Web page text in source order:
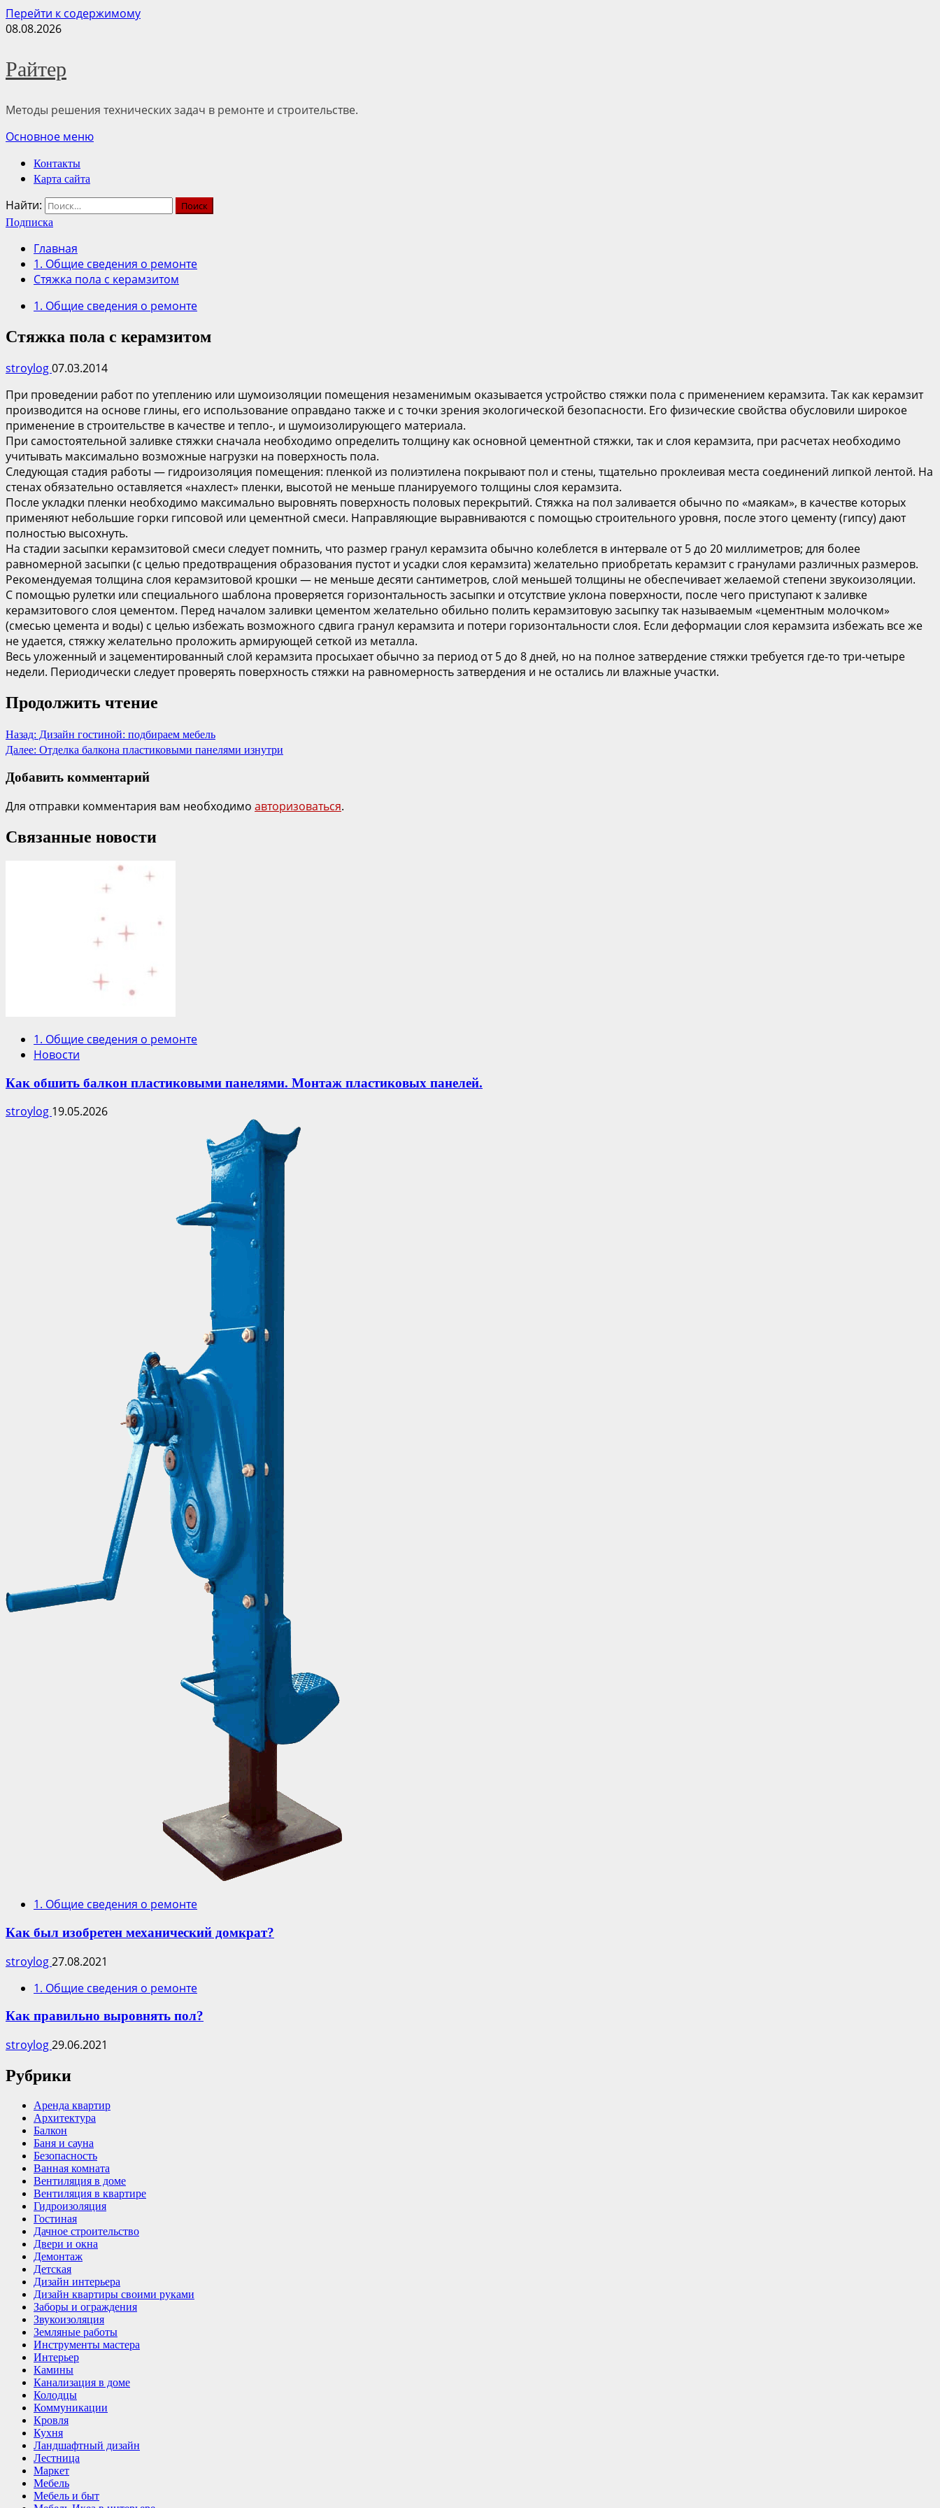
Перейти к содержимому
08.08.2026
Райтер
Методы решения технических задач в ремонте и строительстве.
Основное меню
Контакты
Карта сайта
Найти:
Подписка
Главная
1. Общие сведения о ремонте
Стяжка пола с керамзитом
1. Общие сведения о ремонте
Стяжка пола с керамзитом
stroylog07.03.2014
При проведении работ по утеплению или шумоизоляции помещения незаменимым оказывается устройство стяжки пола с применением керамзита. Так как керамзит
производится на основе глины, его использование оправдано также и с точки зрения экологической безопасности. Его физические свойства обусловили широкое
применение в строительстве в качестве и тепло-, и шумоизолирующего материала.
При самостоятельной заливке стяжки сначала необходимо определить толщину как основной цементной стяжки, так и слоя керамзита, при расчетах необходимо
учитывать максимально возможные нагрузки на поверхность пола.
Следующая стадия работы — гидроизоляция помещения: пленкой из полиэтилена покрывают пол и стены, тщательно проклеивая места соединений липкой лентой. На
стенах обязательно оставляется «нахлест» пленки, высотой не меньше планируемого толщины слоя керамзита.
После укладки пленки необходимо максимально выровнять поверхность половых перекрытий. Стяжка на пол заливается обычно по «маякам», в качестве которых
применяют небольшие горки гипсовой или цементной смеси. Направляющие выравниваются с помощью строительного уровня, после этого цементу (гипсу) дают
полностью высохнуть.
На стадии засыпки керамзитовой смеси следует помнить, что размер гранул керамзита обычно колеблется в интервале от 5 до 20 миллиметров; для более
равномерной засыпки (с целью предотвращения образования пустот и усадки слоя керамзита) желательно приобретать керамзит с гранулами различных размеров.
Рекомендуемая толщина слоя керамзитовой крошки — не меньше десяти сантиметров, слой меньшей толщины не обеспечивает желаемой степени звукоизоляции.
С помощью рулетки или специального шаблона проверяется горизонтальность засыпки и отсутствие уклона поверхности, после чего приступают к заливке
керамзитового слоя цементом. Перед началом заливки цементом желательно обильно полить керамзитовую засыпку так называемым «цементным молочком»
(смесью цемента и воды) с целью избежать возможного сдвига гранул керамзита и потери горизонтальности слоя. Если деформации слоя керамзита избежать все же
не удается, стяжку желательно проложить армирующей сеткой из металла.
Весь уложенный и зацементированный слой керамзита просыхает обычно за период от 5 до 8 дней, но на полное затвердение стяжки требуется где-то три-четыре
недели. Периодически следует проверять поверхность стяжки на равномерность затвердения и не остались ли влажные участки.
Продолжить чтение
Назад: Дизайн гостиной: подбираем мебель
Далее: Отделка балкона пластиковыми панелями изнутри
Добавить комментарий
Для отправки комментария вам необходимо авторизоваться.
Связанные новости
1. Общие сведения о ремонте
Новости
Как обшить балкон пластиковыми панелями. Монтаж пластиковых панелей.
stroylog 19.05.2026
1. Общие сведения о ремонте
Как был изобретен механический домкрат?
stroylog27.08.2021
1. Общие сведения о ремонте
Как правильно выровнять пол?
stroylog29.06.2021
Рубрики
Аренда квартир
Архитектура
Балкон
Баня и сауна
Безопасность
Ванная комната
Вентиляция в доме
Вентиляция в квартире
Гидроизоляция
Гостиная
Дачное строительство
Двери и окна
Демонтаж
Детская
Дизайн интерьера
Дизайн квартиры своими руками
Заборы и ограждения
Звукоизоляция
Земляные работы
Инструменты мастера
Интерьер
Камины
Канализация в доме
Колодцы
Коммуникации
Кровля
Кухня
Ландшафтный дизайн
Лестница
Маркет
Мебель
Мебель и быт